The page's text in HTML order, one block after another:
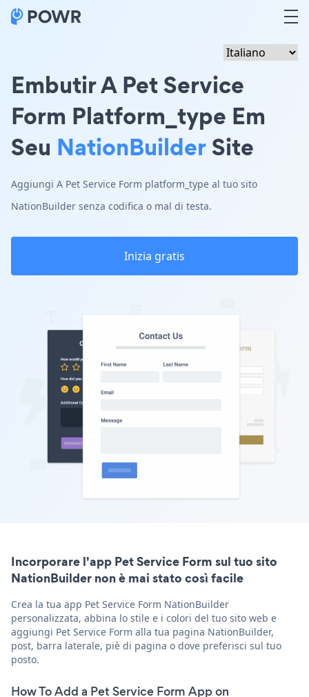
Embutir A Pet Service
Form Platform_type Em
Seu NationBuilderSite
Aggiungi A Pet Service Form platform_type al tuo sito
NationBuilder senza codifica o mal di testa.
Inizia gratis
Incorporare l'app Pet Service Form sul tuo sito
NationBuilder non è mai stato così facile
Crea la tua app Pet Service Form NationBuilder
personalizzata, abbina lo stile e i colori del tuo sito web e
aggiungi Pet Service Form alla tua pagina NationBuilder,
post, barra laterale, piè di pagina o dove preferisci sul tuo
posto.
How To Add a Pet Service Form App on